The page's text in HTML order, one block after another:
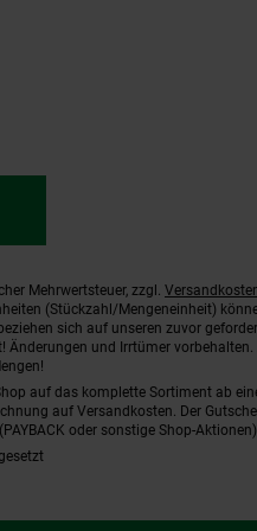
Mehrwertsteuer, zzgl.
(Stückzahl/Mengeneinheit)
sich auf unseren zuvor
Änderungen und Irrtümer
auf das komplette Sortiment ab
auf Versandkosten. Der
oder sonstige Shop-